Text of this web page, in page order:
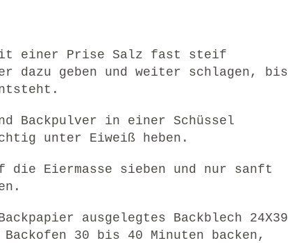
einer Prise Salz fast steif
dazu geben und weiter schlagen, bis
Backpulver in einer Schüssel
unter Eiweiß heben.
die Eiermasse sieben und nur sanft
ausgelegtes Backblech 24X39
30 bis 40 Minuten backen,